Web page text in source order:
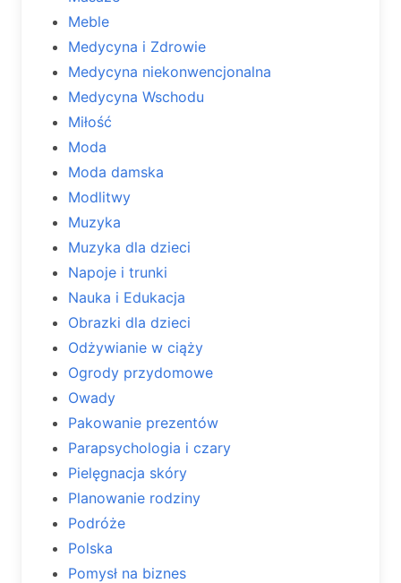
Meble
Medycyna i Zdrowie
Medycyna niekonwencjonalna
Medycyna Wschodu
Miłość
Moda
Moda damska
Modlitwy
Muzyka
Muzyka dla dzieci
Napoje i trunki
Nauka i Edukacja
Obrazki dla dzieci
Odżywianie w ciąży
Ogrody przydomowe
Owady
Pakowanie prezentów
Parapsychologia i czary
Pielęgnacja skóry
Planowanie rodziny
Podróże
Polska
Pomysł na biznes